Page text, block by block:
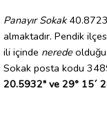
Panayır Sokak
almaktadır. Pendik
ili içinde nerede
Sokak posta kodu
20.5932" ve 29° 15´